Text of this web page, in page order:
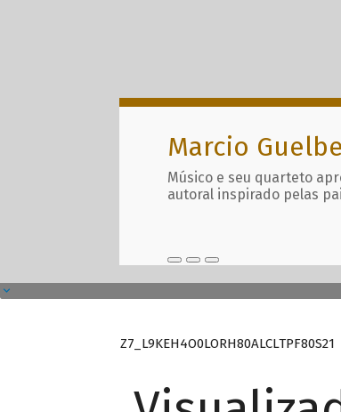
Marcio
Músico e seu quarteto
autoral inspirado pelas
Z7_L9KEH4O0LORH80ALCLTPF80S21